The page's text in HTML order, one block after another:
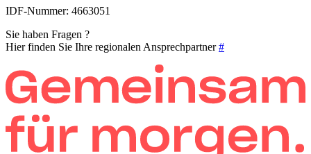
IDF-Nummer: 4663051
Sie haben Fragen ?
Hier finden Sie Ihre regionalen Ansprechpartner#